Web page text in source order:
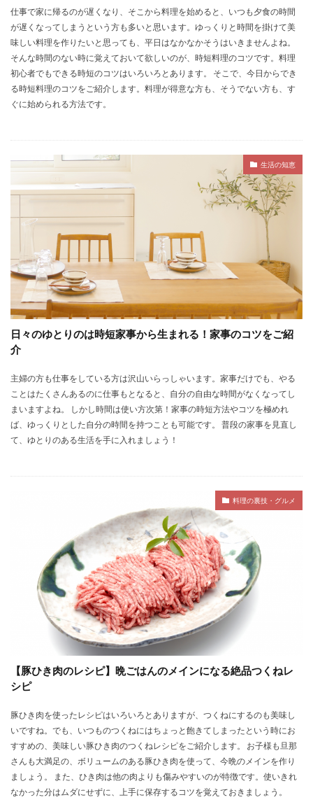
仕事で家に帰るのが遅くなり、そこから料理を始めると、いつも夕食の時間
が遅くなってしまうという方も多いと思います。ゆっくりと時間を掛けて美
味しい料理を作りたいと思っても、平日はなかなかそうはいきませんよね。
そんな時間のない時に覚えておいて欲しいのが、時短料理のコツです。料理
初心者でもできる時短のコツはいろいろとあります。 そこで、今日からでき
る時短料理のコツをご紹介します。料理が得意な方も、そうでない方も、す
ぐに始められる方法です。
生活の知恵
日々のゆとりのは時短家事から生まれる！家事のコツをご紹
介
主婦の方も仕事をしている方は沢山いらっしゃいます。家事だけでも、やる
ことはたくさんあるのに仕事もとなると、自分の自由な時間がなくなってし
まいますよね。 しかし時間は使い方次第！家事の時短方法やコツを極めれ
ば、ゆっくりとした自分の時間を持つことも可能です。 普段の家事を見直し
て、ゆとりのある生活を手に入れましょう！
料理の裏技・グルメ
【豚ひき肉のレシピ】晩ごはんのメインになる絶品つくねレ
シピ
豚ひき肉を使ったレシピはいろいろとありますが、つくねにするのも美味し
いですね。でも、いつものつくねにはちょっと飽きてしまったという時にお
すすめの、美味しい豚ひき肉のつくねレシピをご紹介します。 お子様も旦那
さんも大満足の、ボリュームのある豚ひき肉を使って、今晩のメインを作り
ましょう。 また、ひき肉は他の肉よりも傷みやすいのが特徴です。使いきれ
なかった分はムダにせずに、上手に保存するコツを覚えておきましょう。